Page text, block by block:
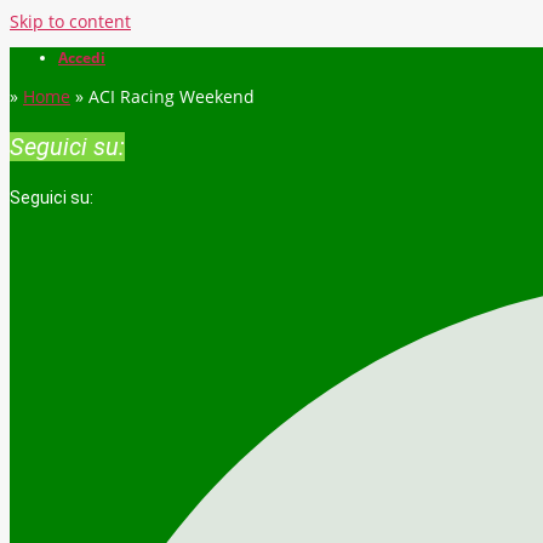
Skip to content
Accedi
» Home » ACI Racing Weekend
Seguici su:
Seguici su: